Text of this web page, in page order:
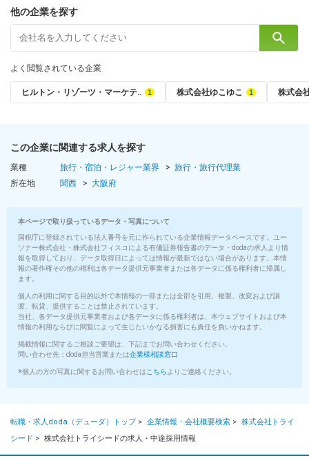
他の企業を探す
よく閲覧されている企業
ヒルトン・リゾーツ・マーケテ‥ 株式会社ゆこゆこ 株式会
この企業に関連する求人を探す
業種 旅行・宿泊・レジャー業界
旅行・旅行代理業
所在地
関西 大阪府
本ページで取り扱っているデータ・写真について
国税庁に登録されている法人番号を元に作られている企業情報データベースです。ユー
ソナー株式会社・株式会社フィスコによる有価証券報告書のデータ・dodaの求人より情
報を取得しており、データ取得日によっては情報が最新ではない場合があります。本情
報の著作権その他の権利は各データ提供元事業者または各データに係る権利者に帰属し
ます。
個人の利用に関する目的以外で本情報の一部または全部を引用、複製、改変および譲
渡、転貸、提供することは禁止されています。
当社、各データ提供元事業者および各データに係る権利者は、本ウェブサイトおよび本
情報の利用ならびに閲覧によって生じたいかなる損害にも責任を負いかねます。
掲載情報に関するご相談ご要望は、下記までお問い合わせください。
問い合わせ先：doda担当営業または企業様相談窓口
※個人の方の写真に関するお問い合わせは こちら よりご連絡ください。
転職・求人doda（デューダ）トップ> 企業情報・会社概要検索 > 株式会社トライ
シード > 株式会社トライシードの求人・中途採用情報